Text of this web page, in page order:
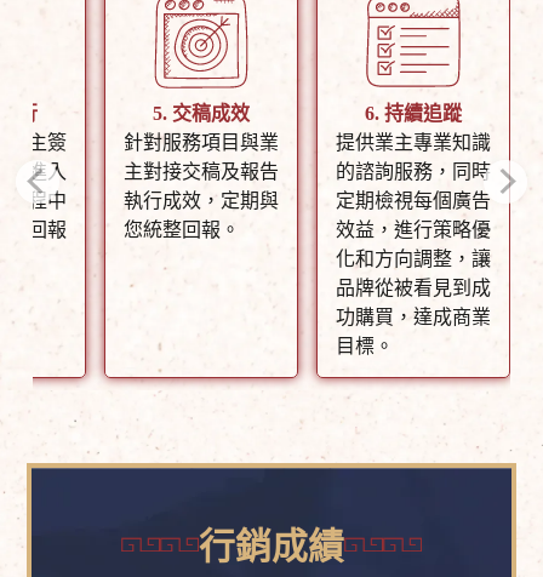
行
業主簽
目進入
過程中
主回報
5. 交稿成效
針對服務項目與業
主對接交稿及報告
執行成效，定期與
您統整回報。
6. 持續追蹤
提供業主專業知識
的諮詢服務，同時
定期檢視每個廣告
效益，進行策略優
化和方向調整，讓
品牌從被看見到成
功購買，達成商業
目標。
行銷成績